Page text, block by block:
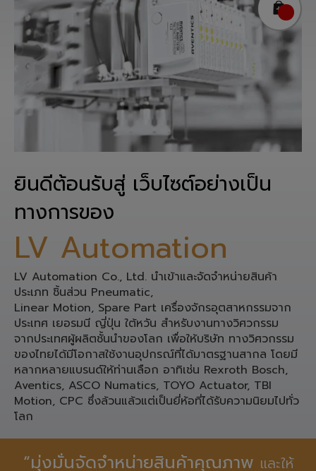
ยินดีต้อนรับสู่ เว็บไซต์อย่างเป็น
ทางการของ
LV Automation
LV Automation Co., Ltd. นำเข้าและจัดจำหน่ายสินค้า
ประเภท ชิ้นส่วน Pneumatic,
Linear Motion, Spare Part เครื่องจักรอุตสาหกรรมจาก
ประเทศ เยอรมนี ญี่ปุ่น ใต้หวัน สำหรับงานทางวิศวกรรม
จากประเทศผู้ผลิตชั้นนำของโลก เพื่อให้บริษัท ทางวิศวกรรม
ของไทยได้มีโอกาสใช้งานอุปกรณ์ที่ได้มาตรฐานสากล โดยมี
หลากหลายแบรนด์ให้ท่านเลือก อาทิเช่น Rexroth Bosch,
Aventics, ASCO Numatics, TOYO Actuator, TBI
Motion, CPC ซึ่งล้วนแล้วแต่เป็นยี่ห้อที่ได้รับความนิยมไปทั่ว
โลก
“มุ่งมั่นจัดจำหน่ายสินค้าคุณภาพ และให้